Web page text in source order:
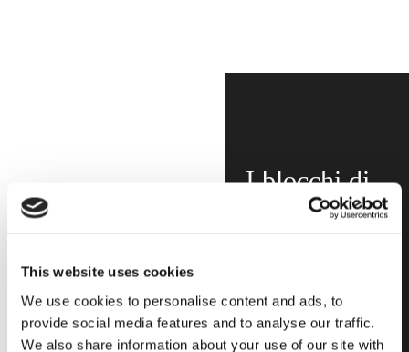
This website uses cookies
We use cookies to personalise content and ads, to
provide social media features and to analyse our traffic.
We also share information about your use of our site with
I blocchi di
vetro isolati
Technology
soddisfano gli